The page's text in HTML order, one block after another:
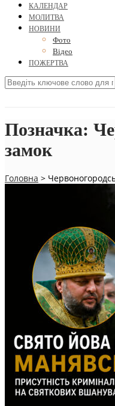
КАЛЕНДАР
МОЛИТВА
НОВИНИ
Фото
Відео
ПОЖЕРТВА
Позначка:
замок
Головна >